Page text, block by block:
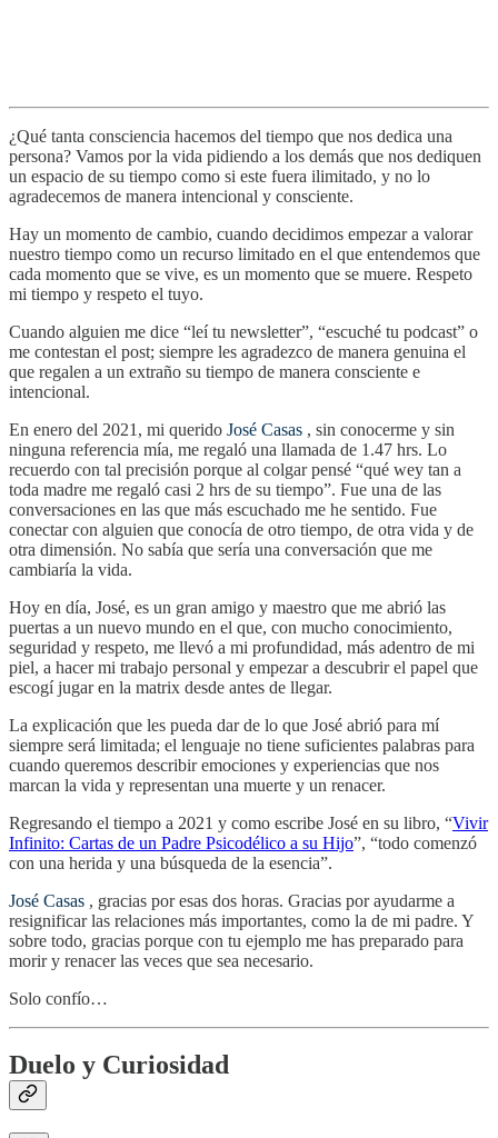
¿Qué tanta consciencia hacemos del tiempo que nos dedica una
persona? Vamos por la vida pidiendo a los demás que nos dediquen
un espacio de su tiempo como si este fuera ilimitado, y no lo
agradecemos de manera intencional y consciente.
Hay un momento de cambio, cuando decidimos empezar a valorar
nuestro tiempo como un recurso limitado en el que entendemos que
cada momento que se vive, es un momento que se muere. Respeto
mi tiempo y respeto el tuyo.
Cuando alguien me dice “leí tu newsletter”, “escuché tu podcast” o
me contestan el post; siempre les agradezco de manera genuina el
que regalen a un extraño su tiempo de manera consciente e
intencional.
En enero del 2021, mi querido José Casas , sin conocerme y sin
ninguna referencia mía, me regaló una llamada de 1.47 hrs. Lo
recuerdo con tal precisión porque al colgar pensé “qué wey tan a
toda madre me regaló casi 2 hrs de su tiempo”. Fue una de las
conversaciones en las que más escuchado me he sentido. Fue
conectar con alguien que conocía de otro tiempo, de otra vida y de
otra dimensión. No sabía que sería una conversación que me
cambiaría la vida.
Hoy en día, José, es un gran amigo y maestro que me abrió las
puertas a un nuevo mundo en el que, con mucho conocimiento,
seguridad y respeto, me llevó a mi profundidad, más adentro de mi
piel, a hacer mi trabajo personal y empezar a descubrir el papel que
escogí jugar en la matrix desde antes de llegar.
La explicación que les pueda dar de lo que José abrió para mí
siempre será limitada; el lenguaje no tiene suficientes palabras para
cuando queremos describir emociones y experiencias que nos
marcan la vida y representan una muerte y un renacer.
Regresando el tiempo a 2021 y como escribe José en su libro, “Vivir
Infinito: Cartas de un Padre Psicodélico a su Hijo”, “todo comenzó
con una herida y una búsqueda de la esencia”.
José Casas , gracias por esas dos horas. Gracias por ayudarme a
resignificar las relaciones más importantes, como la de mi padre. Y
sobre todo, gracias porque con tu ejemplo me has preparado para
morir y renacer las veces que sea necesario.
Solo confío…
Duelo y Curiosidad